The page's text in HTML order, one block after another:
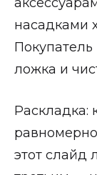
насадками
ложка и
Раскладка:
этот слайд